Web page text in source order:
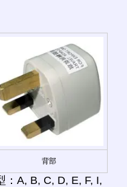
背部
：A, B, C, D, E, F, I,